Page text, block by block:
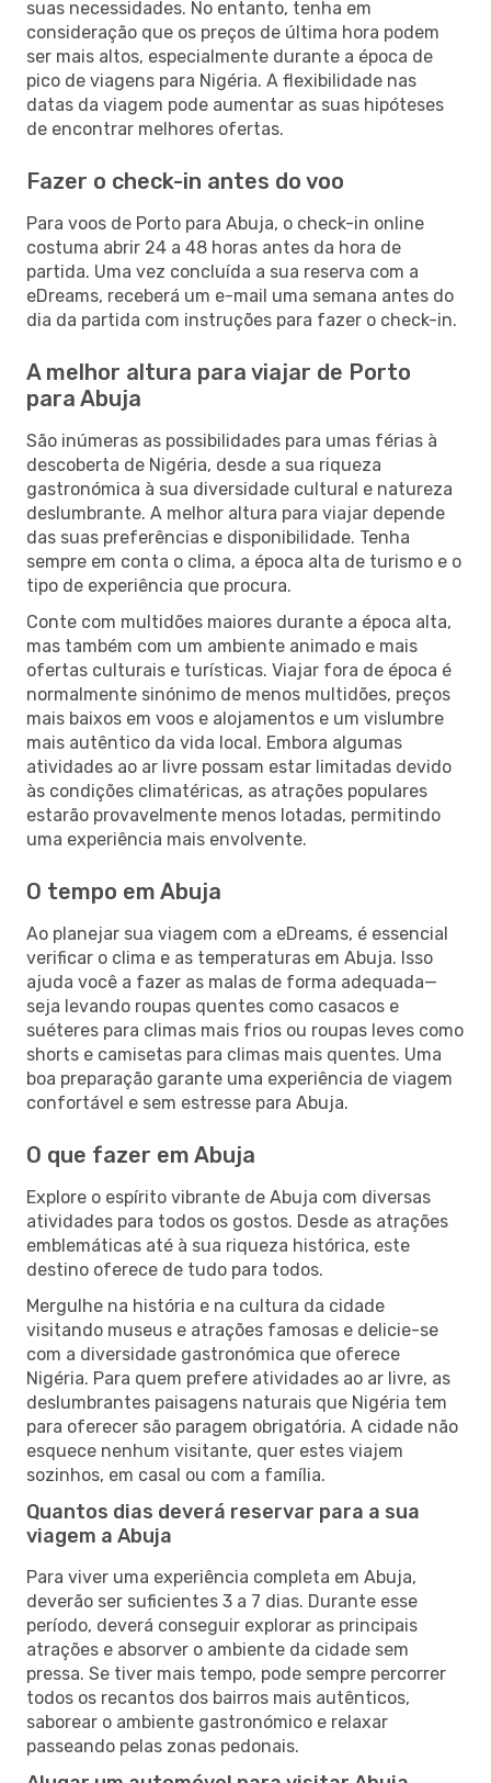
suas necessidades. No entanto, tenha em
consideração que os preços de última hora podem
ser mais altos, especialmente durante a época de
pico de viagens para Nigéria. A flexibilidade nas
datas da viagem pode aumentar as suas hipóteses
de encontrar melhores ofertas.
Fazer o check-in antes do voo
Para voos de Porto para Abuja, o check-in online
costuma abrir 24 a 48 horas antes da hora de
partida. Uma vez concluída a sua reserva com a
eDreams, receberá um e-mail uma semana antes do
dia da partida com instruções para fazer o check-in.
A melhor altura para viajar de Porto
para Abuja
São inúmeras as possibilidades para umas férias à
descoberta de Nigéria, desde a sua riqueza
gastronómica à sua diversidade cultural e natureza
deslumbrante. A melhor altura para viajar depende
das suas preferências e disponibilidade. Tenha
sempre em conta o clima, a época alta de turismo e o
tipo de experiência que procura.
Conte com multidões maiores durante a época alta,
mas também com um ambiente animado e mais
ofertas culturais e turísticas. Viajar fora de época é
normalmente sinónimo de menos multidões, preços
mais baixos em voos e alojamentos e um vislumbre
mais autêntico da vida local. Embora algumas
atividades ao ar livre possam estar limitadas devido
às condições climatéricas, as atrações populares
estarão provavelmente menos lotadas, permitindo
uma experiência mais envolvente.
O tempo em Abuja
Ao planejar sua viagem com a eDreams, é essencial
verificar o clima e as temperaturas em Abuja. Isso
ajuda você a fazer as malas de forma adequada—
seja levando roupas quentes como casacos e
suéteres para climas mais frios ou roupas leves como
shorts e camisetas para climas mais quentes. Uma
boa preparação garante uma experiência de viagem
confortável e sem estresse para Abuja.
O que fazer em Abuja
Explore o espírito vibrante de Abuja com diversas
atividades para todos os gostos. Desde as atrações
emblemáticas até à sua riqueza histórica, este
destino oferece de tudo para todos.
Mergulhe na história e na cultura da cidade
visitando museus e atrações famosas e delicie-se
com a diversidade gastronómica que oferece
Nigéria. Para quem prefere atividades ao ar livre, as
deslumbrantes paisagens naturais que Nigéria tem
para oferecer são paragem obrigatória. A cidade não
esquece nenhum visitante, quer estes viajem
sozinhos, em casal ou com a família.
Quantos dias deverá reservar para a sua
viagem a Abuja
Para viver uma experiência completa em Abuja,
deverão ser suficientes 3 a 7 dias. Durante esse
período, deverá conseguir explorar as principais
atrações e absorver o ambiente da cidade sem
pressa. Se tiver mais tempo, pode sempre percorrer
todos os recantos dos bairros mais autênticos,
saborear o ambiente gastronómico e relaxar
passeando pelas zonas pedonais.